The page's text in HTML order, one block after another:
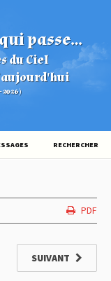
passe...
du Ciel
2026)
RECHERCHER
PDF
SUIVANT